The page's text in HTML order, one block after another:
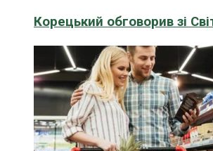
Корецький обговорив зі